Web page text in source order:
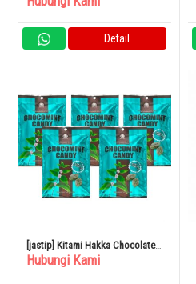
Detail
[jastip] Kitami Hakka Chocolate
Mint Candy 170g x 5 Bag
Hubungi Kami